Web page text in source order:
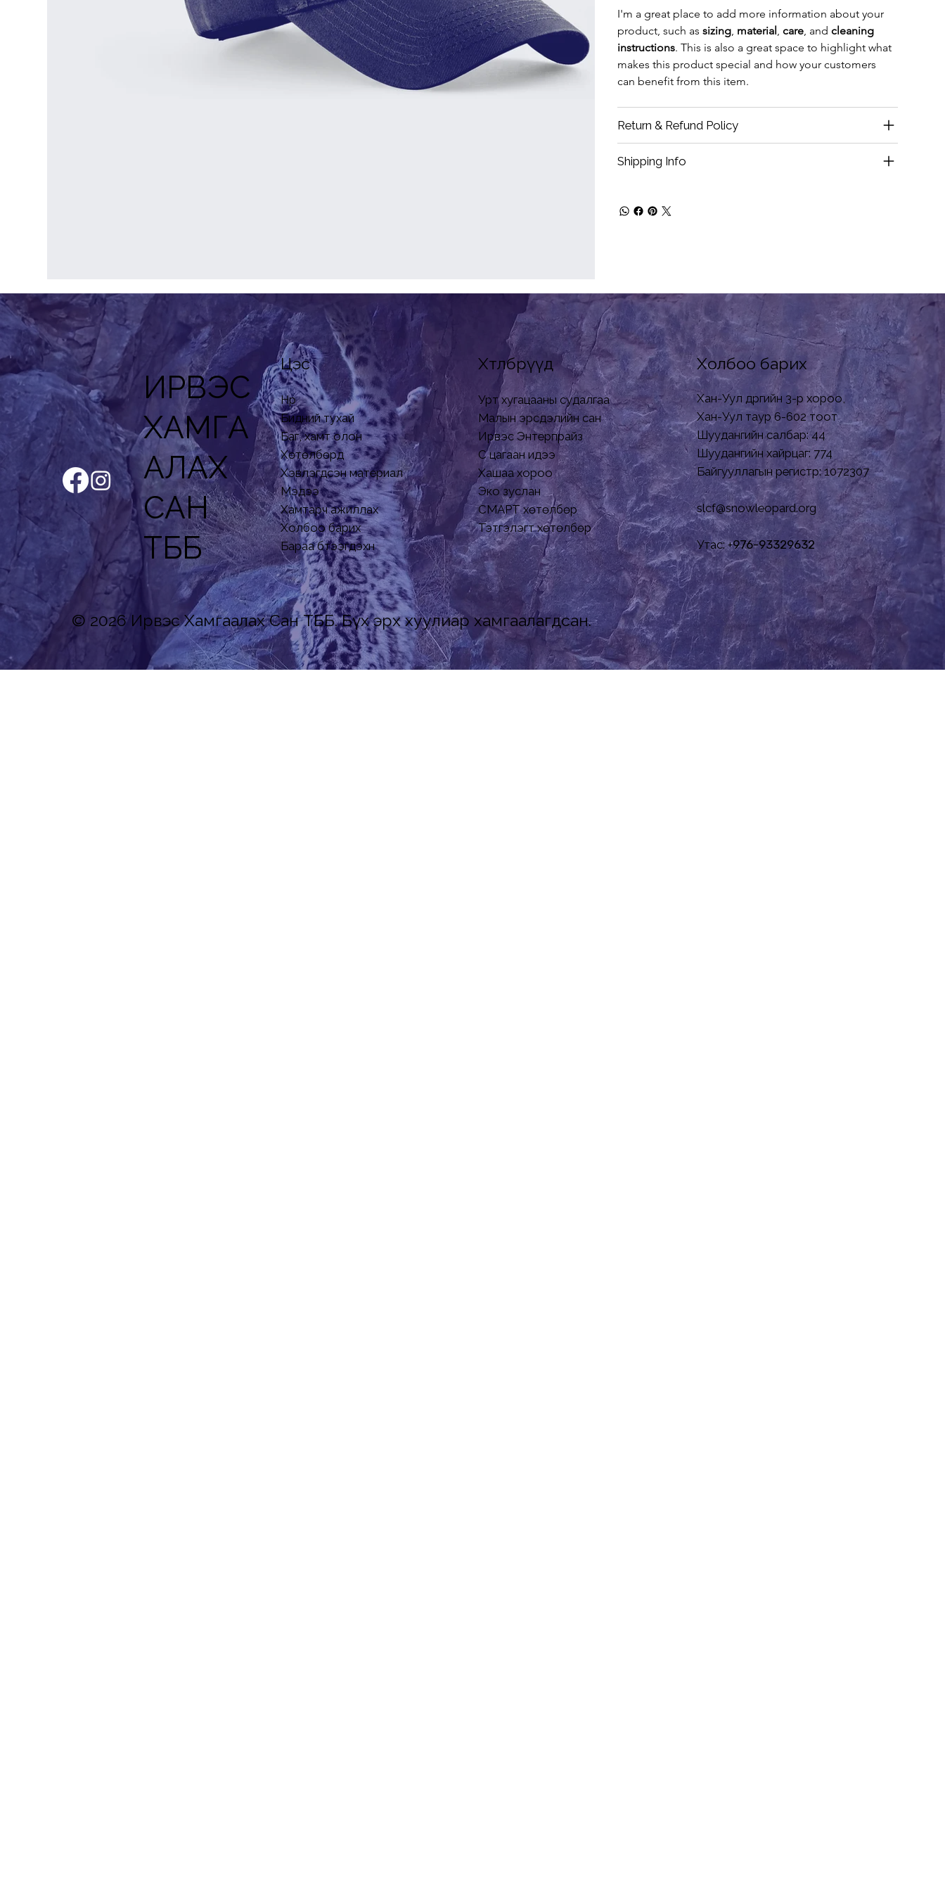
I'm a great place to add more information about your
product, such as sizing, material, care, and cleaning
instructions. This is also a great space to highlight what
makes this product special and how your customers
can benefit from this item.
Return & Refund Policy
Shipping Info
ИРВЭС
ХАМГА
АЛАХ
САН
ТББ
Цэс
Нүүр
Бидний тухай
Баг, хамт олон
Хөтөлбөрүүд
Хэвлэгдсэн материал
Мэдээ
Хамтарч ажиллах
Холбоо барих
Бараа бүтээгдэхүүн
Хөтөлбөрүүд
Урт хугацааны судалгаа
Малын эрсдэлийн сан
Ирвэс Энтерпрайз
Сүү цагаан идээ
Хашаа хороо
Эко зуслан
СМАРТ хөтөлбөр
Тэтгэлэгт хөтөлбөр
Холбоо барих
Хан-Уул дүүргийн 3-р хороо,
Хан-Уул таур 6-602 тоот
Шуудангийн салбар: 44
Шуудангийн хайрцаг: 774
Байгууллагын регистр: 1072307
slcf@snowleopard.org
Утас: +976-93329632
© 2026 Ирвэс Хамгаалах Сан ТББ. Бүх эрх хуулиар хамгаалагдсан.